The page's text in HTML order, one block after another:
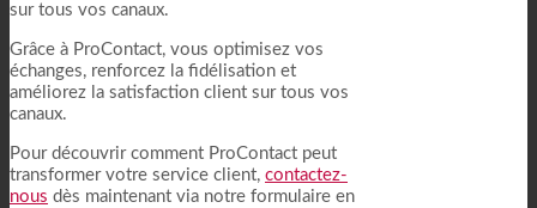
sur tous vos canaux.
Grâce à ProContact, vous optimisez vos
échanges, renforcez la fidélisation et
améliorez la satisfaction client sur tous vos
canaux.
Pour découvrir comment ProContact peut
transformer votre service client, contactez-
nous dès maintenant via notre formulaire en